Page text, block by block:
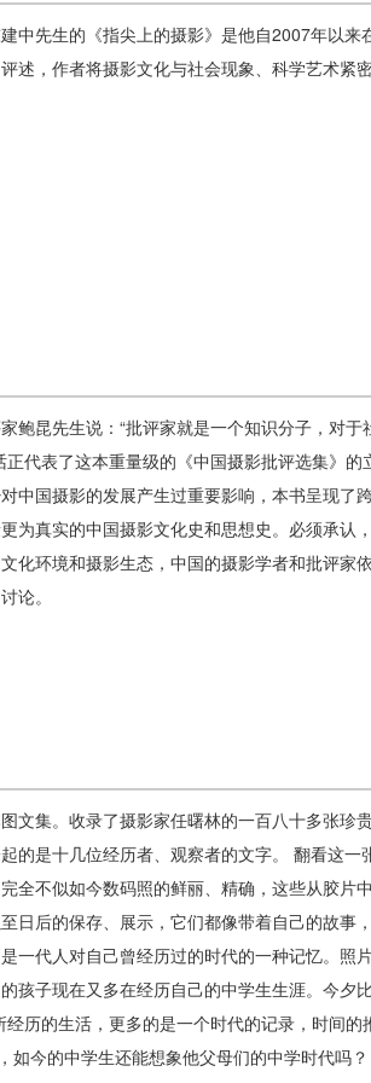
中先生的《指尖上的摄影》是他自2007年以
述，作者将摄影文化与社会现象、科学艺术紧
昆先生说：“批评家就是一个知识分子，对于
正代表了这本重量级的《中国摄影批评选集》
中国摄影的发展产生过重要影响，本书呈现
为真实的中国摄影文化史和思想史。必须承
化环境和摄影生态，中国的摄影学者和批评家
论。
文集。收录了摄影家任曙林的一百八十多张珍
的是十几位经历者、观察者的文字。 翻看这
全不似如今数码照的鲜丽、精确，这些从胶
日后的保存、展示，它们都像带着自己的故事
一代人对自己曾经历过的时代的一种记忆。照
孩子现在又多在经历自己的中学生生涯。今夕
经历的生活，更多的是一个时代的记录，时间
如今的中学生还能想象他父母们的中学时代吗？